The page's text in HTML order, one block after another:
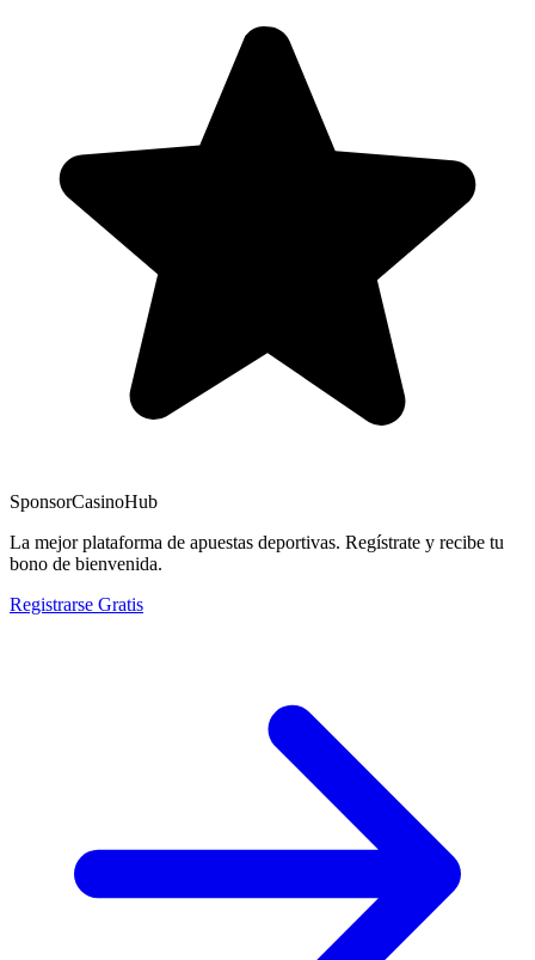
SponsorCasinoHub
La mejor plataforma de apuestas deportivas. Regístrate y recibe tu
bono de bienvenida.
Registrarse Gratis